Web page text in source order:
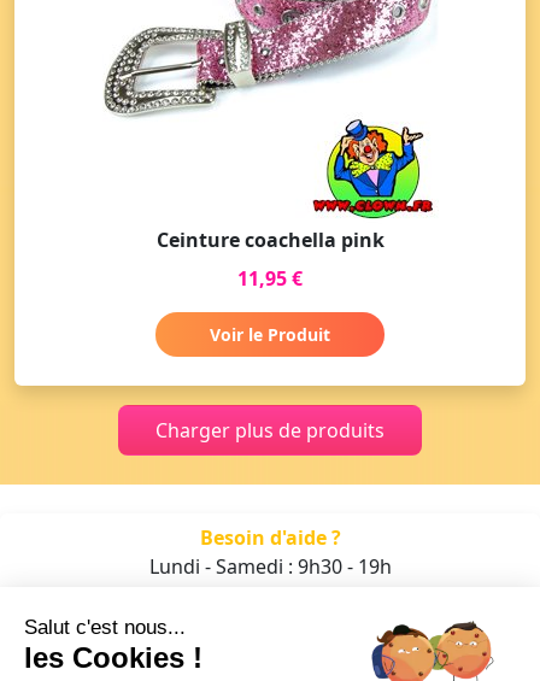
Ceinture coachella pink
11,95 €
Voir le Produit
Charger plus de produits
Besoin d'aide ?
Lundi - Samedi : 9h30 - 19h